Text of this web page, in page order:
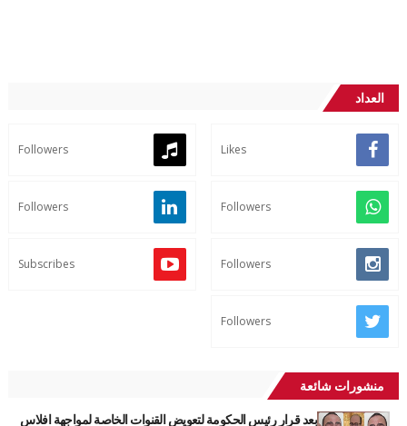
العداد
Likes
Followers
Followers
Followers
Followers
Subscribes
Followers
منشورات شائعة
بعد قرار رئيس الحكومة لتعويض القنوات الخاصة لمواجهة افلاس